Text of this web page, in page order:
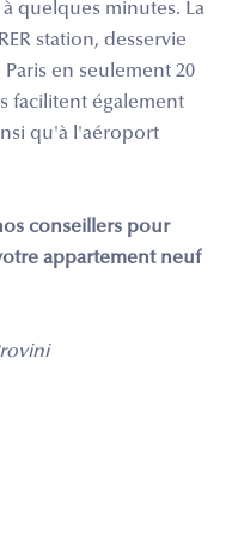
quelques minutes. La
station, desservie
en seulement 20
facilitent également
qu'à l'aéroport
conseillers pour
appartement neuf